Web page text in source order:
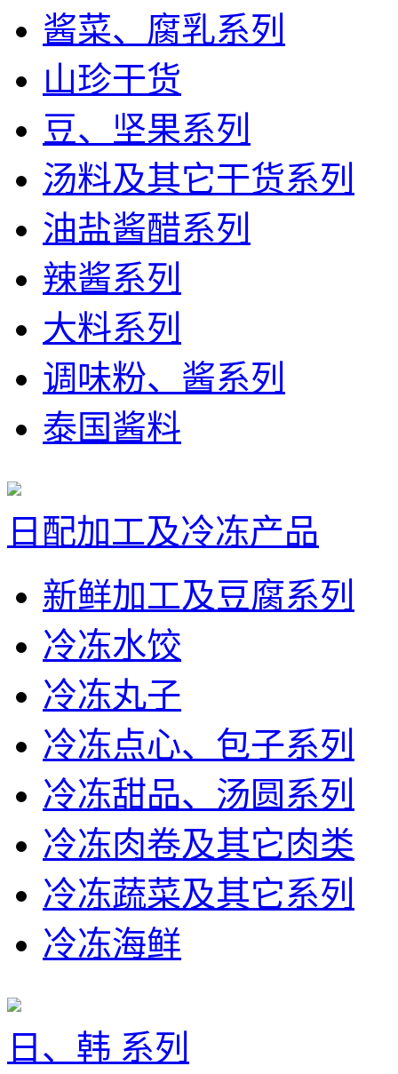
酱菜、腐乳系列
山珍干货
豆、坚果系列
汤料及其它干货系列
油盐酱醋系列
辣酱系列
大料系列
调味粉、酱系列
泰国酱料
日配加工及冷冻产品
新鲜加工及豆腐系列
冷冻水饺
冷冻丸子
冷冻点心、包子系列
冷冻甜品、汤圆系列
冷冻肉卷及其它肉类
冷冻蔬菜及其它系列
冷冻海鲜
日、韩 系列